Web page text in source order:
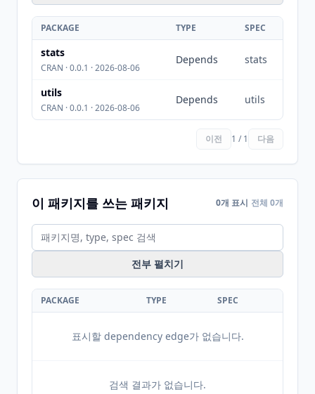
PACKAGE TYPE SPEC
stats
CRAN · 0.0.1 · 2026-08-06
Depends stats
utils
CRAN · 0.0.1 · 2026-08-06
Depends utils
이전 1 / 1 다음
이 패키지를 쓰는 패키지 0개 표시 전체 0개
전부 펼치기
PACKAGE TYPE SPEC
표시할 dependency edge가 없습니다.
검색 결과가 없습니다.